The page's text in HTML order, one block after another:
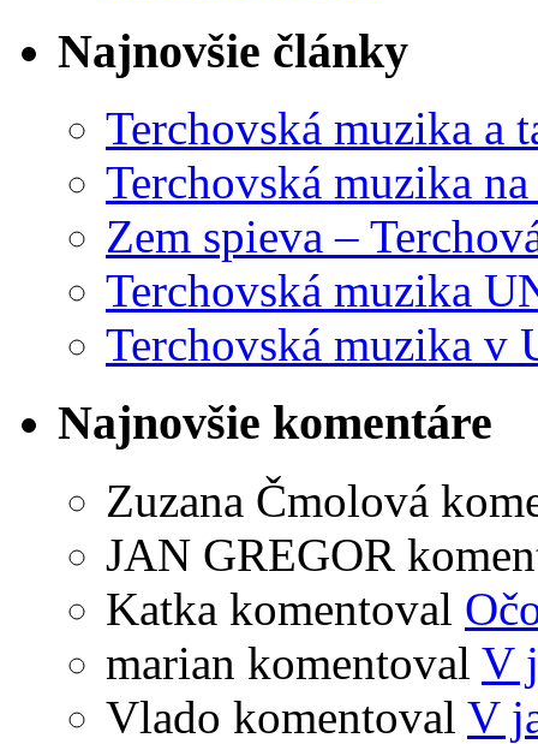
Najnovšie články
Terchovská muzika a
Terchovská muzika
Zem spieva –
Terchovská muzika
Terchovská muzika v
Najnovšie komentáre
Zuzana Čmolová
JAN GREGOR
Katka komentoval
marian komentoval V
Vlado komentoval V